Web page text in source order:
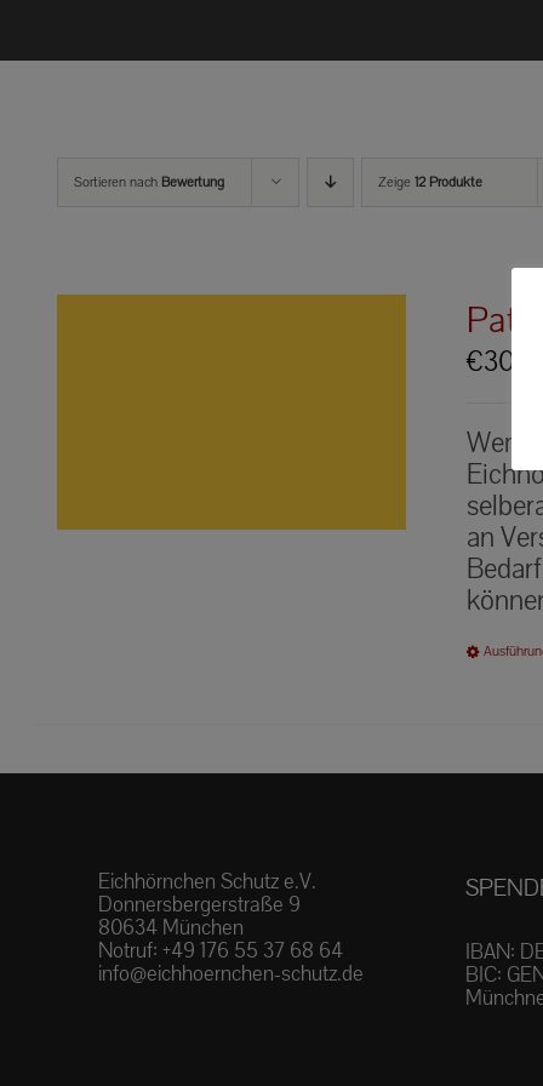
Sortieren nach Bewertung Zeige 12 Produkte
€30.00
an
Eichhörnchen Schutz e.V.
Donnersbergerstraße 9
80634 München
Notruf:+49 176 55 37 68 64
info@eichhoernchen-schutz.de
IBAN:
BIC: